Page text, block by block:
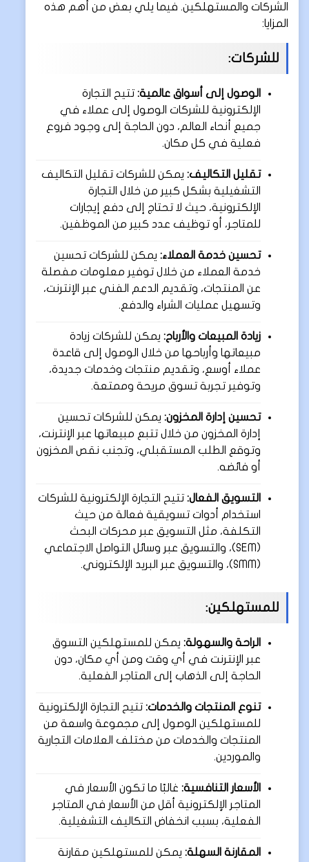
الشركات والمستهلكين. فيما يلي بعض من أهم هذه
المزايا:
للشركات:
الوصول إلى أسواق عالمية: تتيح التجارة
الإلكترونية للشركات الوصول إلى عملاء في
جميع أنحاء العالم، دون الحاجة إلى وجود فروع
فعلية في كل مكان.
تقليل التكاليف: يمكن للشركات تقليل التكاليف
التشغيلية بشكل كبير من خلال التجارة
الإلكترونية، حيث لا تحتاج إلى دفع إيجارات
للمتاجر، أو توظيف عدد كبير من الموظفين.
تحسين خدمة العملاء: يمكن للشركات تحسين
خدمة العملاء من خلال توفير معلومات مفصلة
عن المنتجات، وتقديم الدعم الفني عبر الإنترنت،
وتسهيل عمليات الشراء والدفع.
زيادة المبيعات والأرباح: يمكن للشركات زيادة
مبيعاتها وأرباحها من خلال الوصول إلى قاعدة
عملاء أوسع، وتقديم منتجات وخدمات جديدة،
وتوفير تجربة تسوق مريحة وممتعة.
تحسين إدارة المخزون: يمكن للشركات تحسين
إدارة المخزون من خلال تتبع مبيعاتها عبر الإنترنت،
وتوقع الطلب المستقبلي، وتجنب نقص المخزون
أو فائضه.
التسويق الفعال: تتيح التجارة الإلكترونية للشركات
استخدام أدوات تسويقية فعالة من حيث
التكلفة، مثل التسويق عبر محركات البحث
(SEM)، والتسويق عبر وسائل التواصل الاجتماعي
(SMM)، والتسويق عبر البريد الإلكتروني.
للمستهلكين:
الراحة والسهولة: يمكن للمستهلكين التسوق
عبر الإنترنت في أي وقت ومن أي مكان، دون
الحاجة إلى الذهاب إلى المتاجر الفعلية.
تنوع المنتجات والخدمات: تتيح التجارة الإلكترونية
للمستهلكين الوصول إلى مجموعة واسعة من
المنتجات والخدمات من مختلف العلامات التجارية
والموردين.
الأسعار التنافسية: غالبًا ما تكون الأسعار في
المتاجر الإلكترونية أقل من الأسعار في المتاجر
الفعلية، بسبب انخفاض التكاليف التشغيلية.
المقارنة السهلة: يمكن للمستهلكين مقارنة